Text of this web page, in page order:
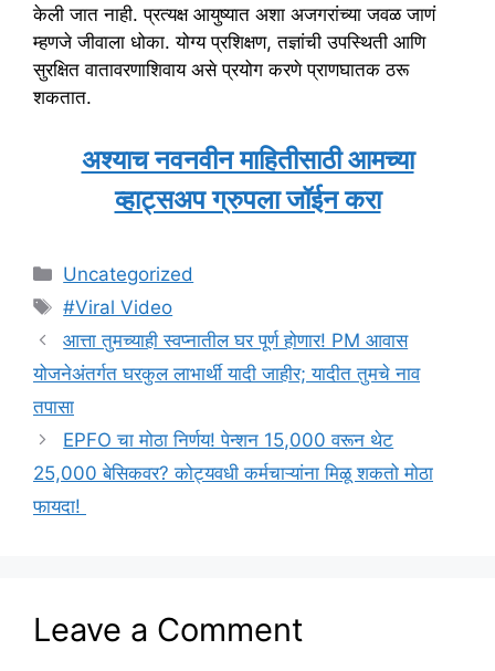
केली जात नाही. प्रत्यक्ष आयुष्यात अशा अजगरांच्या जवळ जाणं
म्हणजे जीवाला धोका. योग्य प्रशिक्षण, तज्ञांची उपस्थिती आणि
सुरक्षित वातावरणाशिवाय असे प्रयोग करणे प्राणघातक ठरू
शकतात.
अश्याच नवनवीन माहितीसाठी आमच्या
व्हाट्सअप ग्रुपला जॉईन करा
Categories
Uncategorized
Tags
#Viral Video
आत्ता तुमच्याही स्वप्नातील घर पूर्ण होणार! PM आवास
योजनेअंतर्गत घरकुल लाभार्थी यादी जाहीर; यादीत तुमचे नाव
तपासा
EPFO चा मोठा निर्णय! पेन्शन 15,000 वरून थेट
25,000 बेसिकवर? कोट्यवधी कर्मचाऱ्यांना मिळू शकतो मोठा
फायदा!
Leave a Comment